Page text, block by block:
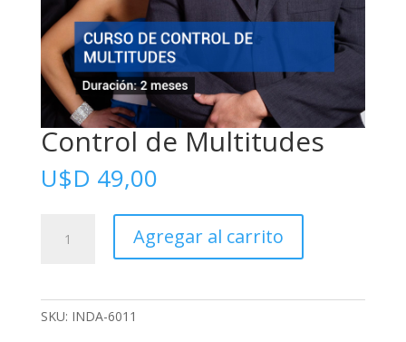
Control de Multitudes
U$D 49,00
Agregar al carrito
SKU: INDA-6011